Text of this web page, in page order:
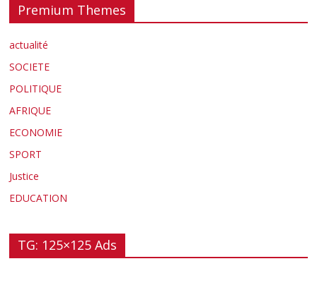
Premium Themes
actualité
SOCIETE
POLITIQUE
AFRIQUE
ECONOMIE
SPORT
Justice
EDUCATION
TG: 125×125 Ads